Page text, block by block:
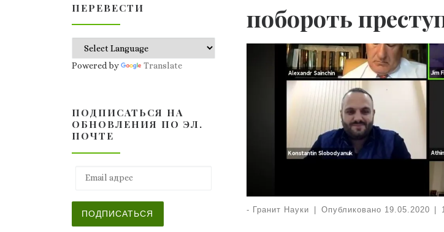
побороть
- Гранит Науки Опубликовано 19.05.2020
ПЕРЕВЕСТИ
Powered by Translate
ПОДПИСАТЬСЯ НА
ОБНОВЛЕНИЯ ПО ЭЛ.
ПОЧТЕ
ПОДПИСАТЬСЯ